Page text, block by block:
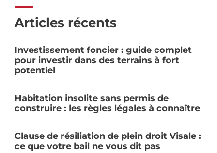
Articles récents
Investissement foncier : guide complet
pour investir dans des terrains à fort
potentiel
Habitation insolite sans permis de
construire : les règles légales à connaître
Clause de résiliation de plein droit Visale :
ce que votre bail ne vous dit pas